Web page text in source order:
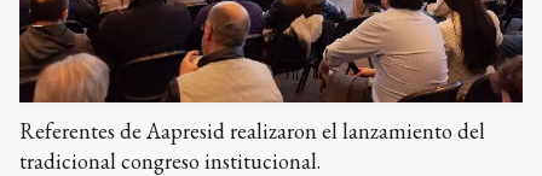
Referentes de Aapresid realizaron el lanzamiento del
tradicional congreso institucional.